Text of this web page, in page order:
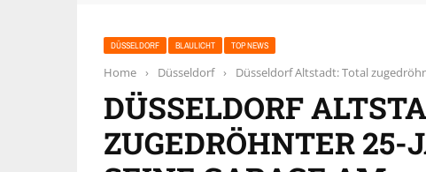
DÜSSELDORF BLAULICHT TOP NEWS
Home › Düsseldorf › Düsseldorf Altstadt: Total
DÜSSELDORF
ZUGEDRÖHNTER 25-